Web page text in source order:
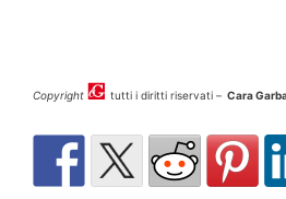
Copyright tutti i diritti riservati – Cara